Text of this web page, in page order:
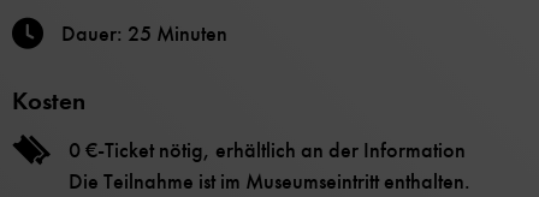
Dauer: 25 Minuten
Kosten
0 €-Ticket nötig, erhältlich an der Information
Die Teilnahme ist im Museumseintritt enthalten.